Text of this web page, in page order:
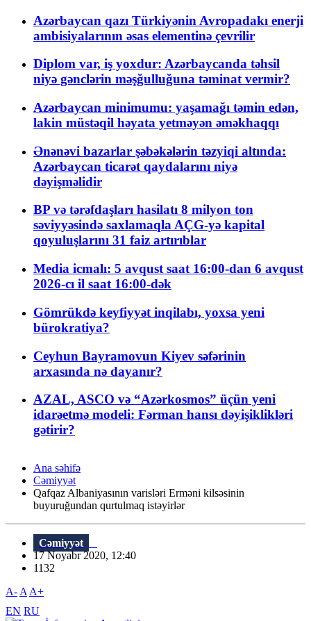
Azərbaycan qazı Türkiyənin Avropadakı enerji
ambisiyalarının əsas elementinə çevrilir
Diplom var, iş yoxdur: Azərbaycanda təhsil
niyə gənclərin məşğulluğuna təminat vermir?
Azərbaycan minimumu: yaşamağı təmin edən,
lakin müstəqil həyata yetməyən əməkhaqqı
Ənənəvi bazarlar şəbəkələrin təzyiqi altında:
Azərbaycan ticarət qaydalarını niyə
dəyişməlidir
BP və tərəfdaşları hasilatı 8 milyon ton
səviyyəsində saxlamaqla AÇG-yə kapital
qoyuluşlarını 31 faiz artırıblar
Media icmalı: 5 avqust saat 16:00-dan 6 avqust
2026-cı il saat 16:00-dək
Gömrükdə keyfiyyət inqilabı, yoxsa yeni
bürokratiya?
Ceyhun Bayramovun Kiyev səfərinin
arxasında nə dayanır?
AZAL, ASCO və “Azərkosmos” üçün yeni
idarəetmə modeli: Fərman hansı dəyişiklikləri
gətirir?
Ana səhifə
Cəmiyyət
Qafqaz Albaniyasının varisləri Erməni kilsəsinin
buyuruğundan qurtulmaq istəyirlər
Cəmiyyət
17 Noyabr 2020, 12:40
1132
A- A A+
EN RU